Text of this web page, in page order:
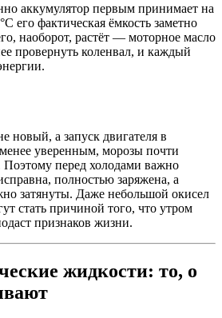
аккумулятор первым принимает на
его фактическая ёмкость заметно
наоборот, растёт — моторное масло
провернуть коленвал, и каждый
новый, а запуск двигателя в
уверенным, морозы почти
Поэтому перед холодами важно
полностью заряжена, а
затянуты. Даже небольшой окисел
стать причиной того, что утром
признаков жизни.
жидкости: то, о